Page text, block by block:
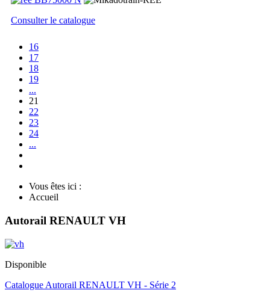
Consulter le catalogue
16
17
18
19
...
21
22
23
24
...
Vous êtes ici :
Accueil
Autorail RENAULT VH
Disponible
Catalogue Autorail RENAULT VH - Série 2